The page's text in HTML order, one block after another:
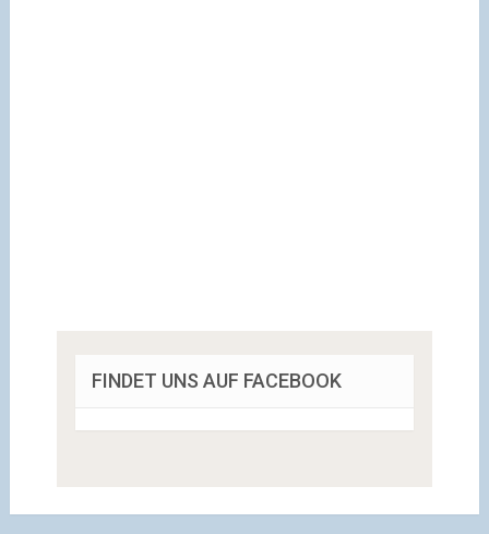
FINDET UNS AUF FACEBOOK